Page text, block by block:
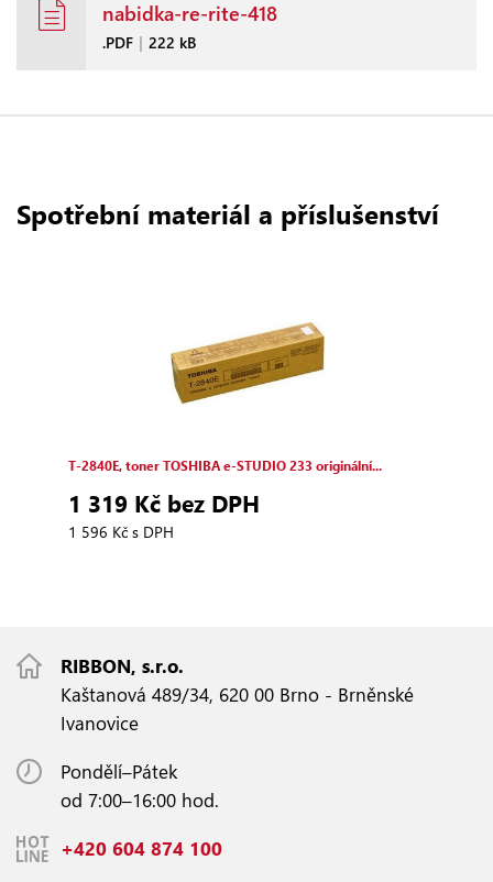
nabidka-re-rite-418
.PDF | 222 kB
Spotřební materiál a příslušenství
T‑2840E, toner TOSHIBA e‑STUDIO 233 originální...
1 319 Kč bez DPH
1 596 Kč s DPH
RIBBON, s.r.o.
Kaštanová 489/34, 620 00 Brno - Brněnské
Ivanovice
Pondělí–Pátek
od 7:00–16:00 hod.
+420 604 874 100